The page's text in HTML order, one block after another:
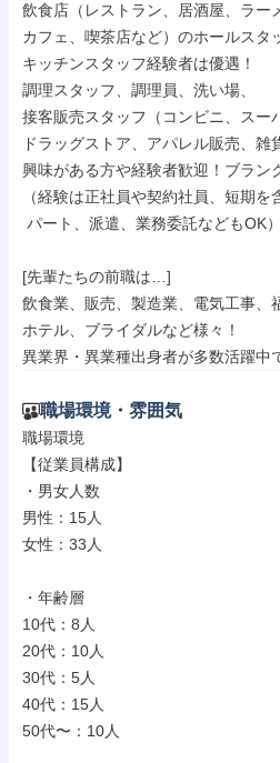
飲食店（レストラン、居酒屋、ラー
カフェ、喫茶店など）のホールスタ
キッチンスタッフ経験者は優遇！
調理スタッフ、調理員、洗い場、
接客販売スタッフ（コンビニ、スー
ドラッグストア、アパレル販売、雑
興味がある方や経験者歓迎！ブラン
（経験は正社員や契約社員、短期を
[先輩たちの前職は…]
飲食業、販売、製造業、電気工事、
ホテル、ブライダルなど様々！
異業界・異業種出身者が多数活躍中
職場環境・雰囲気
職場環境
【従業員構成】
・男女人数
男性：15人
女性：33人
・年齢層
10代：8人
20代：10人
30代：5人
40代：15人
50代〜：10人